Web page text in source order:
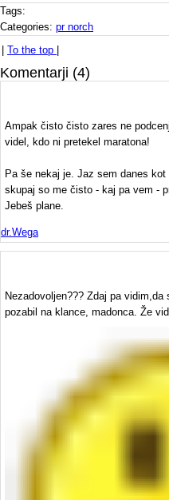
Tags:
Categories: pr norch
To the top
Komentarji (4)
Ampak čisto čisto zares ne
videl, kdo ni pretekel maratona!
Pa še nekaj je. Jaz sem danes
skupaj so me čisto - kaj pa vem -
Jebeš plane.
dr.Wega
Nezadovoljen??? Zdaj pa
pozabil na klance, madonca. Že